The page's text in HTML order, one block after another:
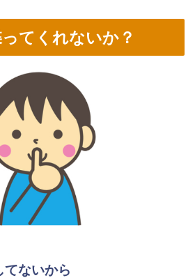
てくれないか？
てないから